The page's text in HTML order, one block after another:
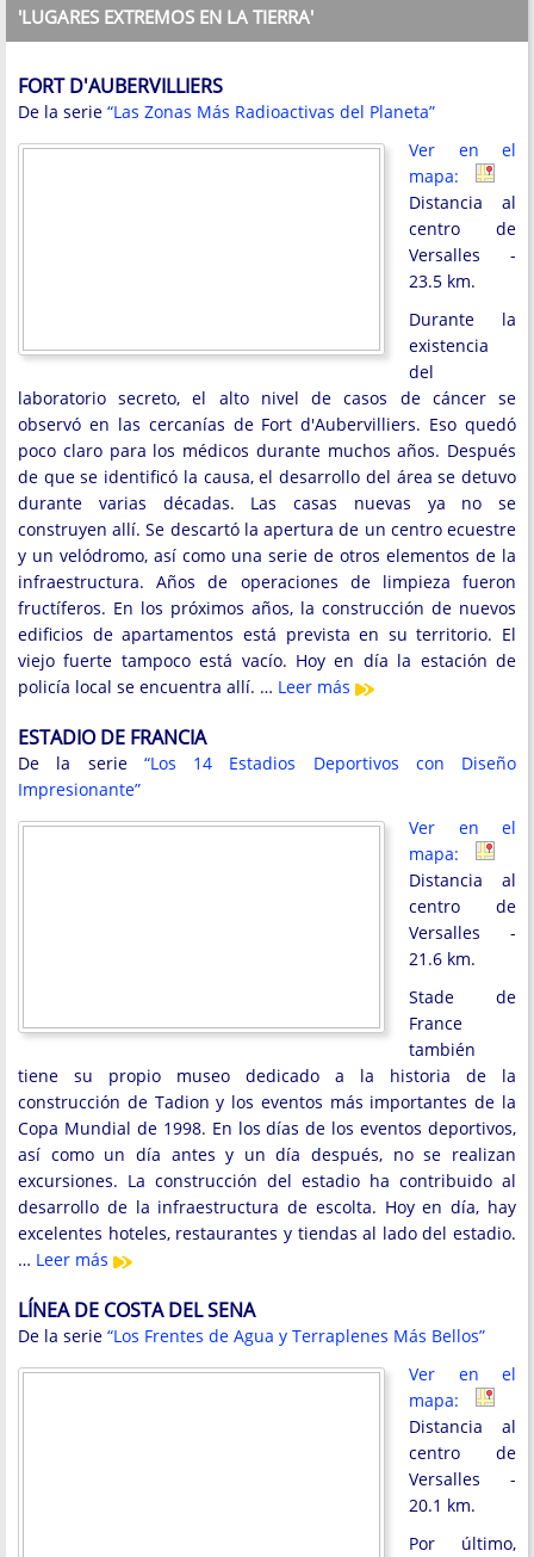
'LUGARES EXTREMOS EN LA TIERRA'
FORT D'AUBERVILLIERS
De la serie “Las Zonas Más Radioactivas del Planeta”
Ver en el
mapa:
Distancia al
centro de
Versalles -
23.5 km.
Durante la
existencia
del
laboratorio secreto, el alto nivel de casos de cáncer se
observó en las cercanías de Fort d'Aubervilliers. Eso quedó
poco claro para los médicos durante muchos años. Después
de que se identificó la causa, el desarrollo del área se detuvo
durante varias décadas. Las casas nuevas ya no se
construyen allí. Se descartó la apertura de un centro ecuestre
y un velódromo, así como una serie de otros elementos de la
infraestructura. Años de operaciones de limpieza fueron
fructíferos. En los próximos años, la construcción de nuevos
edificios de apartamentos está prevista en su territorio. El
viejo fuerte tampoco está vacío. Hoy en día la estación de
policía local se encuentra allí. … Leer más
ESTADIO DE FRANCIA
De la serie “Los 14 Estadios Deportivos con Diseño
Impresionante”
Ver en el
mapa:
Distancia al
centro de
Versalles -
21.6 km.
Stade de
France
también
tiene su propio museo dedicado a la historia de la
construcción de Tadion y los eventos más importantes de la
Copa Mundial de 1998. En los días de los eventos deportivos,
así como un día antes y un día después, no se realizan
excursiones. La construcción del estadio ha contribuido al
desarrollo de la infraestructura de escolta. Hoy en día, hay
excelentes hoteles, restaurantes y tiendas al lado del estadio.
… Leer más
LÍNEA DE COSTA DEL SENA
De la serie “Los Frentes de Agua y Terraplenes Más Bellos”
Ver en el
mapa:
Distancia al
centro de
Versalles -
20.1 km.
Por último,